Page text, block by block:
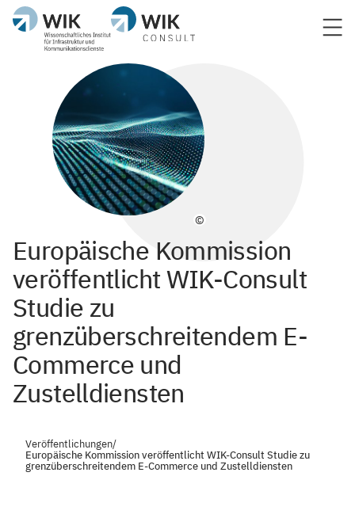
©
Europäische Kommission
veröffentlicht WIK-Consult
Studie zu
grenzüberschreitendem E-
Commerce und
Zustelldiensten
Veröffentlichungen/
Europäische Kommission veröffentlicht WIK-Consult Studie zu
grenzüberschreitendem E-Commerce und Zustelldiensten